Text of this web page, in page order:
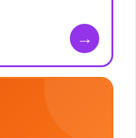
→